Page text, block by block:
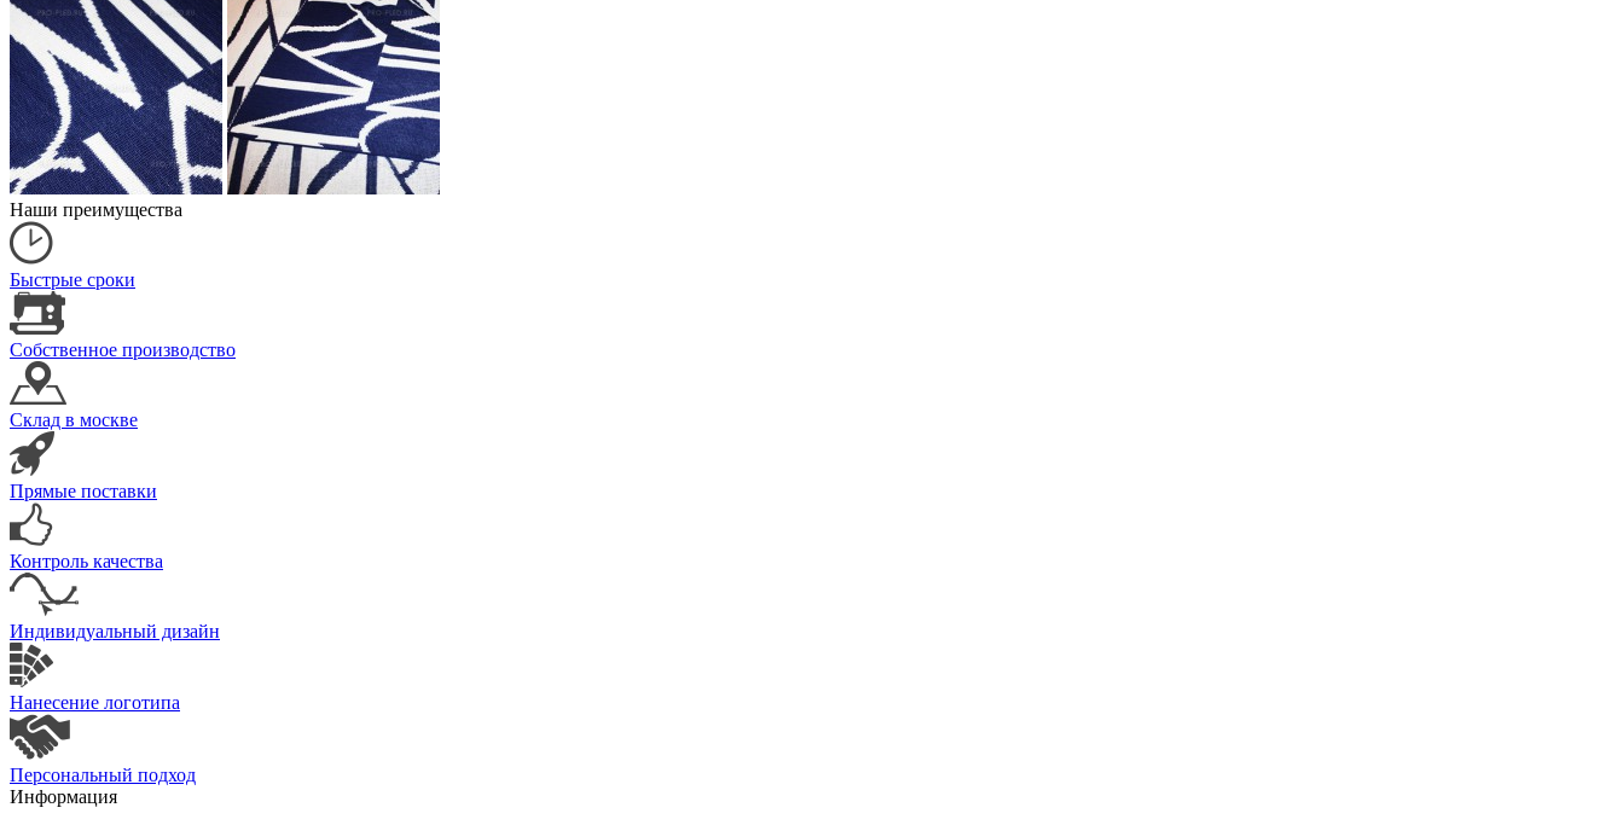
Наши преимущества
Быстрые сроки
Собственное производство
Склад в москве
Прямые поставки
Контроль качества
Индивидуальный дизайн
Нанесение логотипа
Персональный подход
Информация